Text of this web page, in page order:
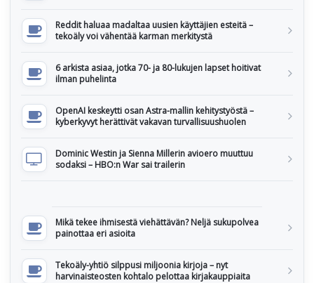
Reddit haluaa madaltaa uusien käyttäjien esteitä –
tekoäly voi vähentää karman merkitystä
6 arkista asiaa, jotka 70- ja 80-lukujen lapset hoitivat
ilman puhelinta
OpenAI keskeytti osan Astra-mallin kehitystyöstä –
kyberkyvyt herättivät vakavan turvallisuushuolen
Dominic Westin ja Sienna Millerin avioero muuttuu
sodaksi – HBO:n War sai trailerin
Mikä tekee ihmisestä viehättävän? Neljä sukupolvea
painottaa eri asioita
Tekoäly-yhtiö silppusi miljoonia kirjoja – nyt
harvinaisteosten kohtalo pelottaa kirjakauppiaita